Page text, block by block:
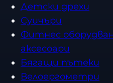
Детски дрехи
Суичъри
Фитнес
аксесоари
Бягащи пътеки
Велоергометри